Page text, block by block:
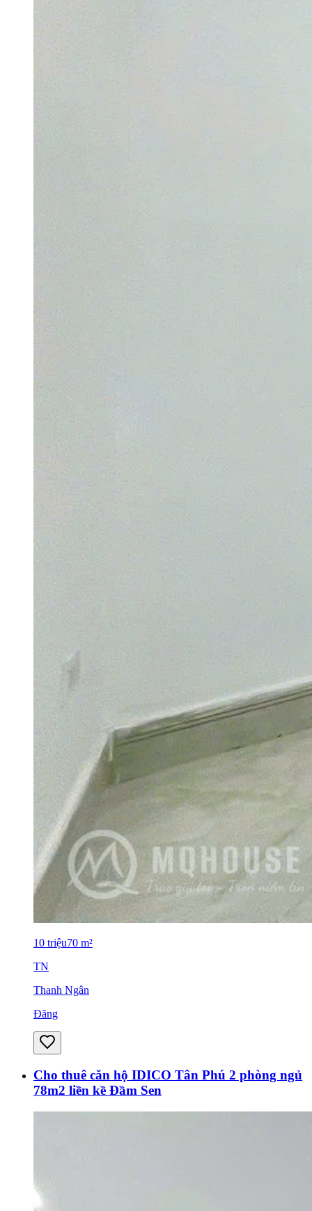
10 triệu70 m²
TN
Thanh Ngân
Đăng
Cho thuê căn hộ IDICO Tân Phú 2 phòng ngủ
78m2 liền kề Đầm Sen